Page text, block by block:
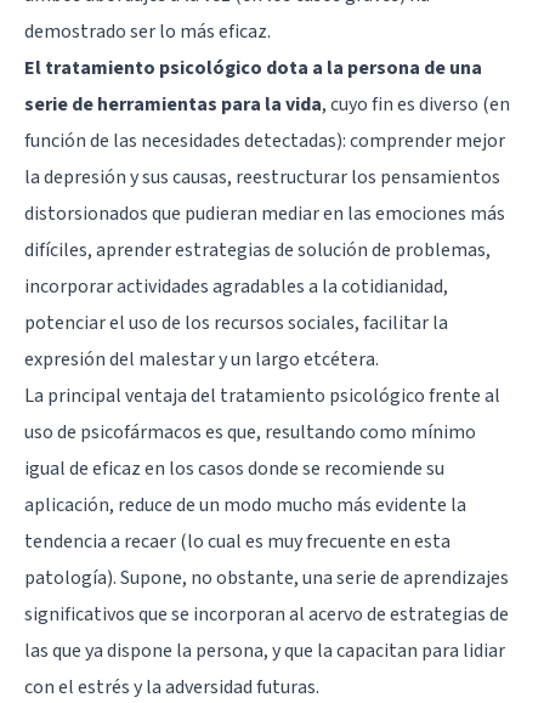
demostrado ser lo más eficaz.
El tratamiento psicológico dota a la persona de una
serie de herramientas para la vida, cuyo fin es diverso (en
función de las necesidades detectadas): comprender mejor
la depresión y sus causas, reestructurar los pensamientos
distorsionados que pudieran mediar en las emociones más
difíciles, aprender estrategias de solución de problemas,
incorporar actividades agradables a la cotidianidad,
potenciar el uso de los recursos sociales, facilitar la
expresión del malestar y un largo etcétera.
La principal ventaja del tratamiento psicológico frente al
uso de psicofármacos es que, resultando como mínimo
igual de eficaz en los casos donde se recomiende su
aplicación, reduce de un modo mucho más evidente la
tendencia a recaer (lo cual es muy frecuente en esta
patología). Supone, no obstante, una serie de aprendizajes
significativos que se incorporan al acervo de estrategias de
las que ya dispone la persona, y que la capacitan para lidiar
con el estrés y la adversidad futuras.